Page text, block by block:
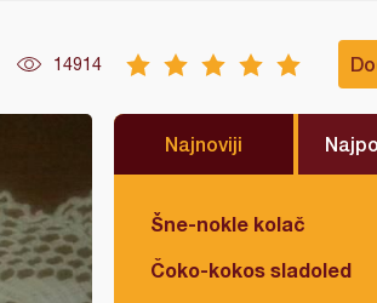
14914
Najnoviji
Šne-nokle kolač
Čoko-kokos sladoled